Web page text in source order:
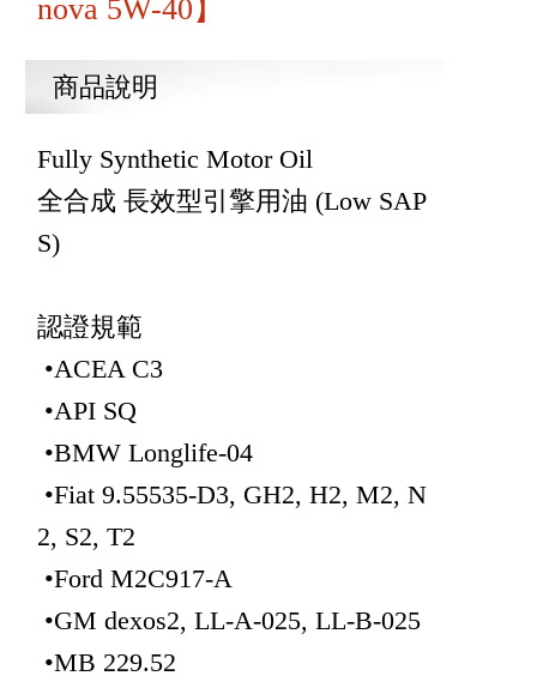
nova 5W-40】
商品說明
Fully Synthetic Motor Oil
全合成 長效型引擎用油 (Low SAP
S)
認證規範
•ACEA C3
•API SQ
•BMW Longlife-04
•Fiat 9.55535-D3, GH2, H2, M2, N
2, S2, T2
•Ford M2C917-A
•GM dexos2, LL-A-025, LL-B-025
•MB 229.52